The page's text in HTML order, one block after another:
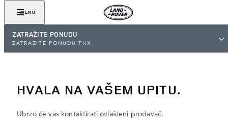
MENU
ZATRAŽITE PONUDU
ZATRAŽITE PONUDU THX
HVALA NA VAŠEM UPITU.
Ubrzo će vas kontaktirati ovlašteni prodavač.